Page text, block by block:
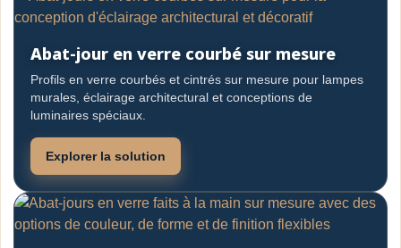
Abat-jour en verre courbé sur mesure
Profils en verre courbés et cintrés sur mesure pour lampes
murales, éclairage architectural et conceptions de
luminaires spéciaux.
Explorer la solution